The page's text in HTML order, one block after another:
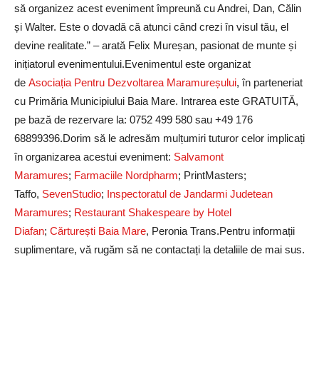
să organizez acest eveniment împreună cu Andrei, Dan, Călin
și Walter. Este o dovadă că atunci când crezi în visul tău, el
devine realitate.” – arată Felix Mureșan, pasionat de munte și
inițiatorul evenimentului.Evenimentul este organizat
de Asociația Pentru Dezvoltarea Maramureșului, în parteneriat
cu Primăria Municipiului Baia Mare. Intrarea este GRATUITĂ,
pe bază de rezervare la: 0752 499 580 sau +49 176
68899396.Dorim să le adresăm mulțumiri tuturor celor implicați
în organizarea acestui eveniment: Salvamont
Maramures; Farmaciile Nordpharm; PrintMasters;
Taffo, SevenStudio; Inspectoratul de Jandarmi Judetean
Maramures; Restaurant Shakespeare by Hotel
Diafan; Cărturești Baia Mare, Peronia Trans.Pentru informații
suplimentare, vă rugăm să ne contactați la detaliile de mai sus.